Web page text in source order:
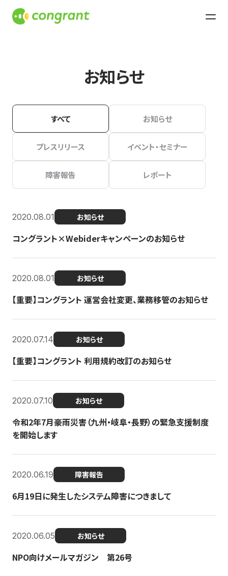
お知らせ
すべて お知らせ
プレスリリース イベント・セミナー
障害報告 レポート
2020.08.01 お知らせ
コングラント×Webiderキャンペーンのお知らせ
2020.08.01 お知らせ
【重要】コングラント 運営会社変更、業務移管のお知らせ
2020.07.14 お知らせ
【重要】コングラント 利用規約改訂のお知らせ
2020.07.10 お知らせ
令和2年7月豪雨災害（九州・岐阜・長野）の緊急支援制度
を開始します
2020.06.19 障害報告
6月19日に発生したシステム障害につきまして
2020.06.05 お知らせ
NPO向けメールマガジン 第26号